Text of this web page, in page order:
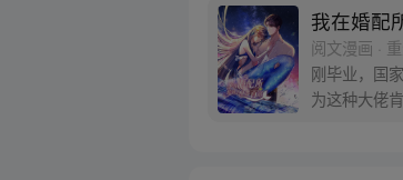
我在婚配
阅文漫画 ·
刚毕业，国
为这种大佬